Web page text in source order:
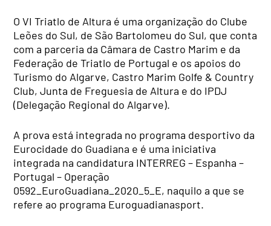
O VI Triatlo de Altura é uma organização do Clube
Leões do Sul, de São Bartolomeu do Sul, que conta
com a parceria da Câmara de Castro Marim e da
Federação de Triatlo de Portugal e os apoios do
Turismo do Algarve, Castro Marim Golfe & Country
Club, Junta de Freguesia de Altura e do IPDJ
(Delegação Regional do Algarve).
A prova está integrada no programa desportivo da
Eurocidade do Guadiana e é uma iniciativa
integrada na candidatura INTERREG – Espanha –
Portugal – Operação
0592_EuroGuadiana_2020_5_E, naquilo a que se
refere ao programa Euroguadianasport.